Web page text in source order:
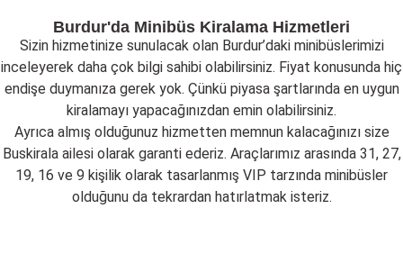
Burdur'da Minibüs Kiralama Hizmetleri
Sizin hizmetinize sunulacak olan Burdur’daki minibüslerimizi
inceleyerek daha çok bilgi sahibi olabilirsiniz. Fiyat konusunda hiç
endişe duymanıza gerek yok. Çünkü piyasa şartlarında en uygun
kiralamayı yapacağınızdan emin olabilirsiniz.
Ayrıca almış olduğunuz hizmetten memnun kalacağınızı size
Buskirala ailesi olarak garanti ederiz. Araçlarımız arasında 31, 27,
19, 16 ve 9 kişilik olarak tasarlanmış VIP tarzında minibüsler
olduğunu da tekrardan hatırlatmak isteriz.